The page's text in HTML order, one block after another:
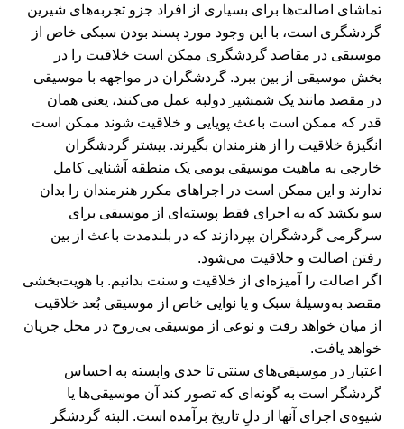
تماشای اصالت‌ها برای بسیاری از افراد جزو تجربه‌های شیرین
گردشگری است، با این وجود مورد پسند بودن سبکی خاص از
موسیقی در مقاصد گردشگری ممکن است خلاقیت را در
بخش موسیقی از بین ببرد. گردشگران در مواجهه با موسیقی
در مقصد مانند یک شمشیر دولبه عمل می‌کنند، یعنی همان
قدر که ممکن است باعث پویایی و خلاقیت شوند ممکن است
انگیزۀ خلاقیت را از هنرمندان بگیرند. بیشتر گردشگران
خارجی به ماهیت موسیقی بومی یک منطقه آشنایی کامل
ندارند و این ممکن است در اجراهای مکرر هنرمندان را بدان
سو بکشد که به اجرای فقط پوسته‌ای از موسیقی برای
سرگرمی گردشگران بپردازند که در بلندمدت باعث از بین
رفتن اصالت و خلاقیت می‌شود.
اگر اصالت را آمیزه‌ای از خلاقیت و سنت بدانیم. با هویت‌بخشی
مقصد به‌وسیلۀ سبک و یا نوایی خاص از موسیقی بُعد خلاقیت
از میان خواهد رفت و نوعی از موسیقی بی‌روح در محل جریان
خواهد یافت.
اعتبار در موسیقی‌های سنتی تا حدی وابسته به احساس
گردشگر است به گونه‌ای که تصور کند آن موسیقی‌ها یا
شیوه‌ی اجرای آنها از دلِ تاریخ برآمده است. البته گردشگر